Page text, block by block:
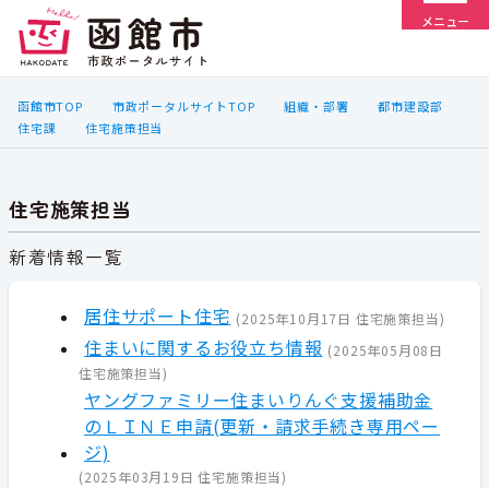
メニュー
函館市TOP 市政ポータルサイトTOP 組織・部署
都市建設部
住宅課
住宅施策担当
住宅施策担当
新着情報一覧
居住サポート住宅 (2025年10月17日 住宅施策担当)
住まいに関するお役立ち情報 (2025年05月08日
住宅施策担当)
ヤングファミリー住まいりんぐ支援補助金
のＬＩＮＥ申請(更新・請求手続き専用ペー
ジ)
(2025年03月19日 住宅施策担当)